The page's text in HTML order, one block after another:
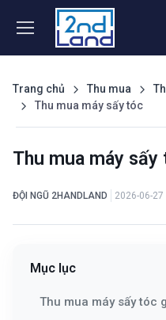
Trang chủ Thu mua
Thu mua máy sấy tóc
Thu mua máy
ĐỘI NGŨ 2HANDLAND 2026-06-27
Mục lục
Thu mua máy sấy tóc